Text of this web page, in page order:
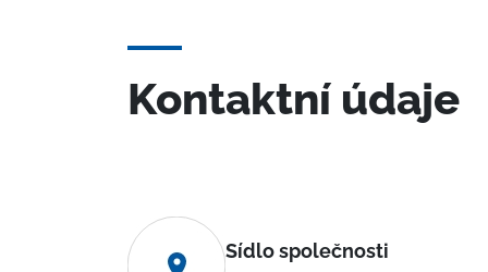
Kontaktní údaje
Sídlo společnosti